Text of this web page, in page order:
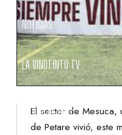
NOTICIAS
LA VINOTINTO TV
NOTIFICACIONES
El sector de Mesuca,
de Petare vivió, este